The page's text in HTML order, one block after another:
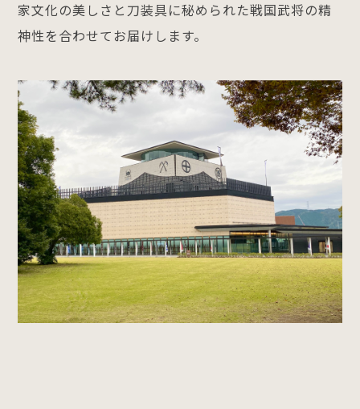
家文化の美しさと刀装具に秘められた戦国武将の精
神性を合わせてお届けします。